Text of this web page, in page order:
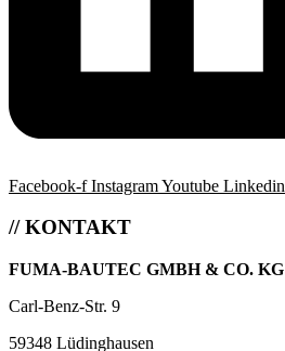
Facebook-f InstagramYoutube Linkedin
// KONTAKT
FUMA-BAUTEC GMBH & CO. KG
Carl-Benz-Str. 9
59348 Lüdinghausen